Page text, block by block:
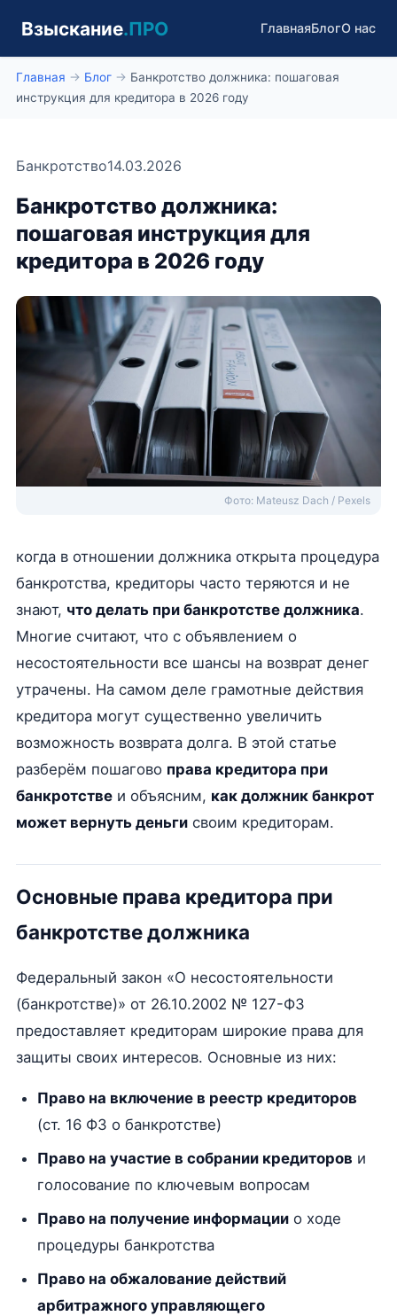
Взыскание.ПРО ГлавнаяБлогО нас
Главная → Блог→ Банкротство должника: пошаговая
инструкция для кредитора в 2026 году
Банкротство14.03.2026
Банкротство должника:
пошаговая инструкция для
кредитора в 2026 году
Фото: Mateusz Dach / Pexels
когда в отношении должника открыта процедура
банкротства, кредиторы часто теряются и не
знают, что делать при банкротстве должника.
Многие считают, что с объявлением о
несостоятельности все шансы на возврат денег
утрачены. На самом деле грамотные действия
кредитора могут существенно увеличить
возможность возврата долга. В этой статье
разберём пошагово права кредитора при
банкротствеи объясним, как должник банкрот
может вернуть деньгисвоим кредиторам.
Основные права кредитора при
банкротстве должника
Федеральный закон «О несостоятельности
(банкротстве)» от 26.10.2002 № 127-ФЗ
предоставляет кредиторам широкие права для
защиты своих интересов. Основные из них:
Право на включение в реестр кредиторов
(ст. 16 ФЗ о банкротстве)
Право на участие в собрании кредиторов и
голосование по ключевым вопросам
Право на получение информациио ходе
процедуры банкротства
Право на обжалование действий
арбитражного управляющего